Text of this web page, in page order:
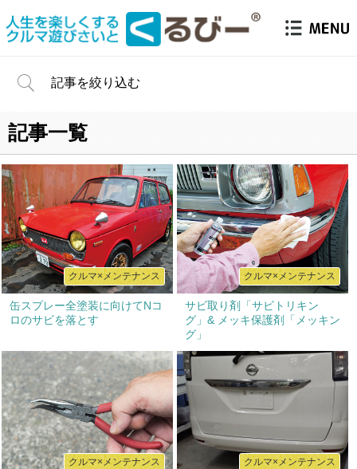
記事を絞り込む
記事一覧
クルマ×メンテナンス
缶スプレー全塗装に向けてNコ
ロのサビを落とす
クルマ×メンテナンス
サビ取り剤「サビトリキン
グ」& メッキ保護剤「メッキン
グ」
クルマ×メンテナンス クルマ×メンテナンス